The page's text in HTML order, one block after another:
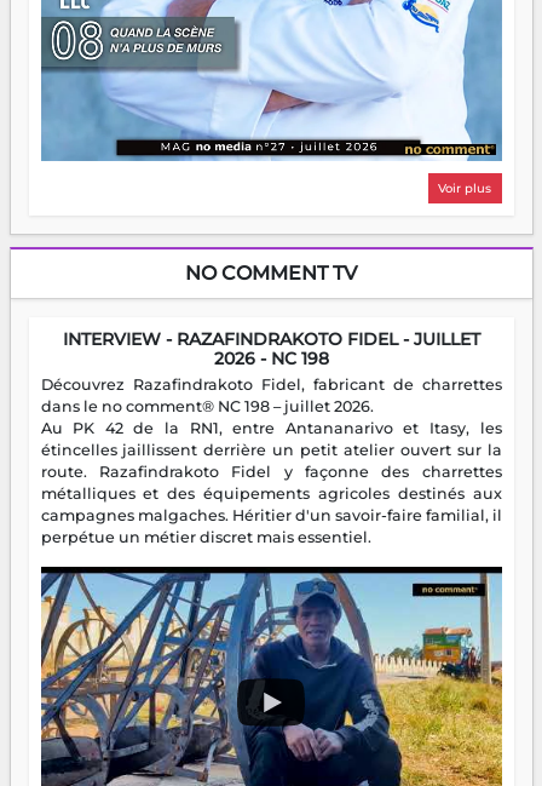
Voir plus
NO COMMENT TV
INTERVIEW - RAZAFINDRAKOTO FIDEL - JUILLET
2026 - NC 198
Découvrez Razafindrakoto Fidel, fabricant de charrettes
dans le no comment® NC 198 – juillet 2026.
Au PK 42 de la RN1, entre Antananarivo et Itasy, les
étincelles jaillissent derrière un petit atelier ouvert sur la
route. Razafindrakoto Fidel y façonne des charrettes
métalliques et des équipements agricoles destinés aux
campagnes malgaches. Héritier d'un savoir-faire familial, il
perpétue un métier discret mais essentiel.